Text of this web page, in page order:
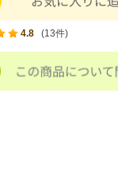
4.8 (13件)